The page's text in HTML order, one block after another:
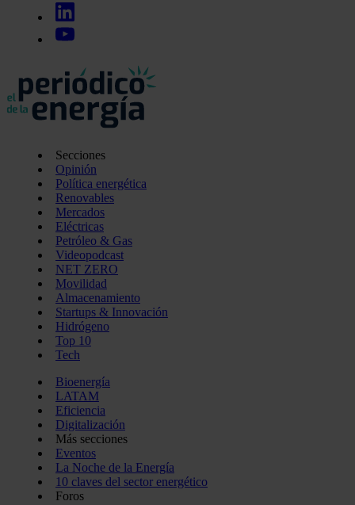
Secciones
Opinión
Política energética
Renovables
Mercados
Eléctricas
Petróleo & Gas
Videopodcast
NET ZERO
Movilidad
Almacenamiento
Startups & Innovación
Hidrógeno
Top 10
Tech
Bioenergía
LATAM
Eficiencia
Digitalización
Más secciones
Eventos
La Noche de la Energía
10 claves del sector energético
Foros